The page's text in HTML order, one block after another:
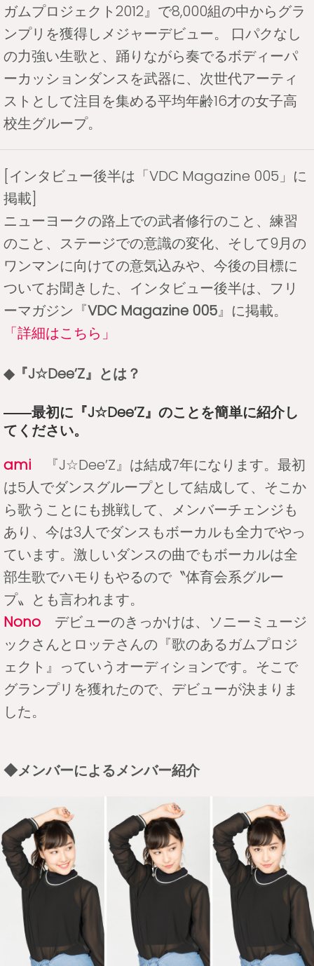
ガムプロジェクト2012』で8,000組の中からグラ
ンプリを獲得しメジャーデビュー。 口パクなし
の力強い生歌と、踊りながら奏でるボディーパ
ーカッションダンスを武器に、次世代アーティ
ストとして注目を集める平均年齢16才の女子高
校生グループ。
[インタビュー後半は「VDC Magazine 005」に
掲載]
ニューヨークの路上での武者修行のこと、練習
のこと、ステージでの意識の変化、そして9月の
ワンマンに向けての意気込みや、今後の目標に
ついてお聞きした、インタビュー後半は、フリ
ーマガジン『VDC Magazine 005』に掲載。
「詳細はこちら」
◆『J☆Dee’Z』とは？
――最初に『J☆Dee’Z』のことを簡単に紹介し
てください。
ami 『J☆Dee’Z』は結成7年になります。最初
は5人でダンスグループとして結成して、そこか
ら歌うことにも挑戦して、メンバーチェンジも
あり、今は3人でダンスもボーカルも全力でやっ
ています。激しいダンスの曲でもボーカルは全
部生歌でハモりもやるので〝体育会系グルー
プ〟とも言われます。
Nono デビューのきっかけは、ソニーミュージ
ックさんとロッテさんの『歌のあるガムプロジ
ェクト』っていうオーディションです。そこで
グランプリを獲れたので、デビューが決まりま
した。
◆メンバーによるメンバー紹介